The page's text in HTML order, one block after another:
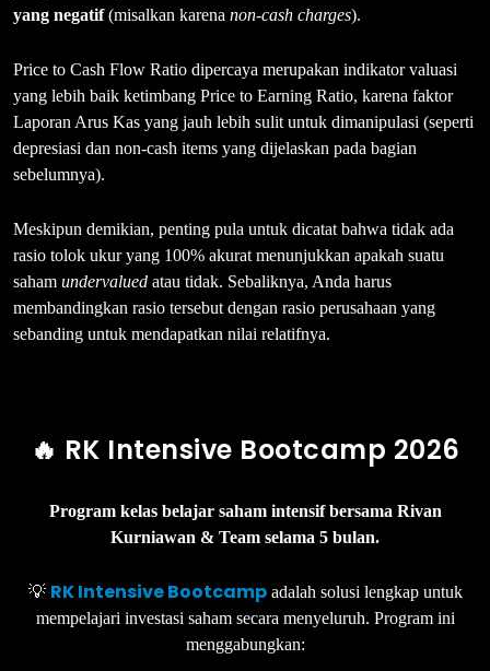
yang negatif(misalkan karena non-cash charges).
Price to Cash Flow Ratio dipercaya merupakan indikator valuasi
yang lebih baik ketimbang Price to Earning Ratio, karena faktor
Laporan Arus Kas yang jauh lebih sulit untuk dimanipulasi (seperti
depresiasi dan non-cash items yang dijelaskan pada bagian
sebelumnya).
Meskipun demikian, penting pula untuk dicatat bahwa tidak ada
rasio tolok ukur yang 100% akurat menunjukkan apakah suatu
saham undervalued atau tidak. Sebaliknya, Anda harus
membandingkan rasio tersebut dengan rasio perusahaan yang
sebanding untuk mendapatkan nilai relatifnya.
🔥 RK Intensive Bootcamp 2026
Program kelas belajar saham intensif bersama Rivan
Kurniawan & Team selama 5 bulan.
💡 RK Intensive Bootcamp adalah solusi lengkap untuk
mempelajari investasi saham secara menyeluruh. Program ini
menggabungkan: